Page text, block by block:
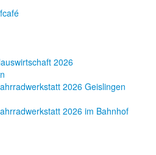
2026
2026 Geislingen
2026 im Bahnhof